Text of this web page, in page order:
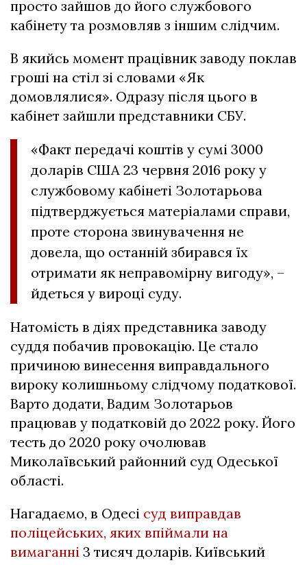
просто зайшов до його службового
кабінету та розмовляв з іншим слідчим.
В якийсь момент працівник заводу поклав
гроші на стіл зі словами «Як
домовлялися». Одразу після цього в
кабінет зайшли представники СБУ.
«Факт передачі коштів у сумі 3000
доларів США 23 червня 2016 року у
службовому кабінеті Золотарьова
підтверджується матеріалами справи,
проте сторона звинувачення не
довела, що останній збирався їх
отримати як неправомірну вигоду», –
йдеться у вироці суду.
Натомість в діях представника заводу
суддя побачив провокацію. Це стало
причиною винесення виправдального
вироку колишньому слідчому податкової.
Варто додати, Вадим Золотарьов
працював у податковій до 2022 року. Його
тесть до 2020 року очолював
Миколаївський районний суд Одеської
області.
Нагадаємо, в Одесі суд виправдав
поліцейських, яких впіймали на
вимаганні 3 тисяч доларів. Київський